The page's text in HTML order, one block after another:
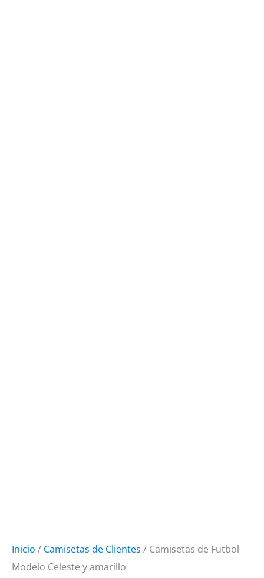
Inicio / Camisetas de Clientes / Camisetas de Futbol
Modelo Celeste y amarillo